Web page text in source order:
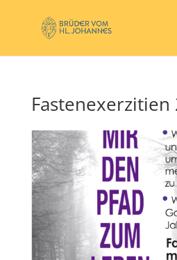
Fastenexerzitien